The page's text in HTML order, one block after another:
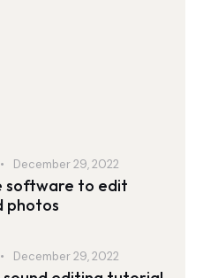
December 29, 2022
software to edit
photos
December 29, 2022